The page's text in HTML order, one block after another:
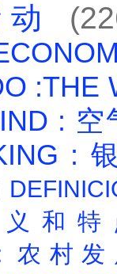
:THE
: 空
:
义和
: 农村